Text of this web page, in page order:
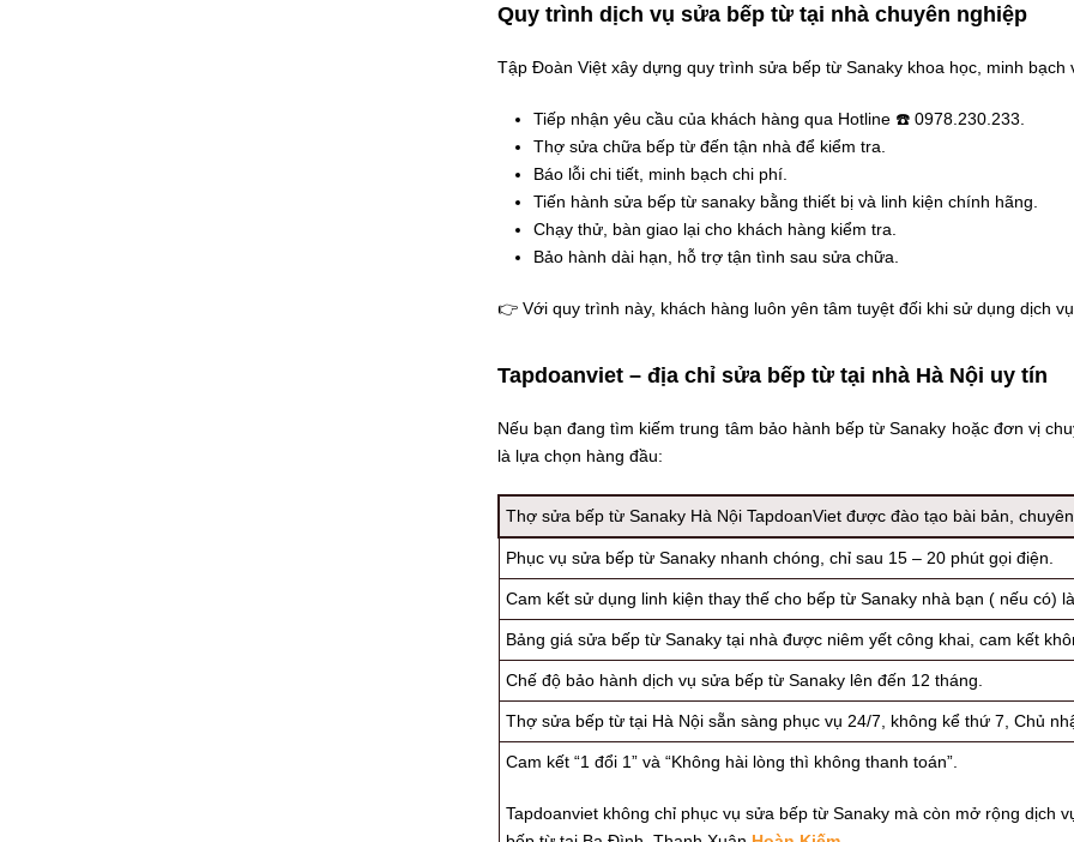
Quy trình dịch vụ sửa bếp từ tại nhà chuyên nghiệp
Tập Đoàn Việt xây dựng quy trình sửa bếp từ Sanaky khoa học, minh bạch
Tiếp nhận yêu cầu của khách hàng qua Hotline ☎️ 0978.230.233.
Thợ sửa chữa bếp từ đến tận nhà để kiểm tra.
Báo lỗi chi tiết, minh bạch chi phí.
Tiến hành sửa bếp từ sanaky bằng thiết bị và linh kiện chính hãng.
Chạy thử, bàn giao lại cho khách hàng kiểm tra.
Bảo hành dài hạn, hỗ trợ tận tình sau sửa chữa.
👉 Với quy trình này, khách hàng luôn yên tâm tuyệt đối khi sử dụng dịch
Tapdoanviet – địa chỉ sửa bếp từ tại nhà Hà Nội uy tín
Nếu bạn đang tìm kiếm trung tâm bảo hành bếp từ Sanaky hoặc đơn vị
là lựa chọn hàng đầu:
Thợ sửa bếp từ Sanaky Hà Nội TapdoanViet được đào tạo bài bản,
Phục vụ sửa bếp từ Sanaky nhanh chóng, chỉ sau 15 – 20 phút gọi điện.
Cam kết sử dụng linh kiện thay thế cho bếp từ Sanaky nhà bạn ( nếu có)
Bảng giá sửa bếp từ Sanaky tại nhà được niêm yết công khai, cam kết
Chế độ bảo hành dịch vụ sửa bếp từ Sanaky lên đến 12 tháng.
Thợ sửa bếp từ tại Hà Nội sẵn sàng phục vụ 24/7, không kể thứ 7, Chủ
Cam kết “1 đổi 1” và “Không hài lòng thì không thanh toán”.
Tapdoanviet không chỉ phục vụ sửa bếp từ Sanaky mà còn mở rộng dịch